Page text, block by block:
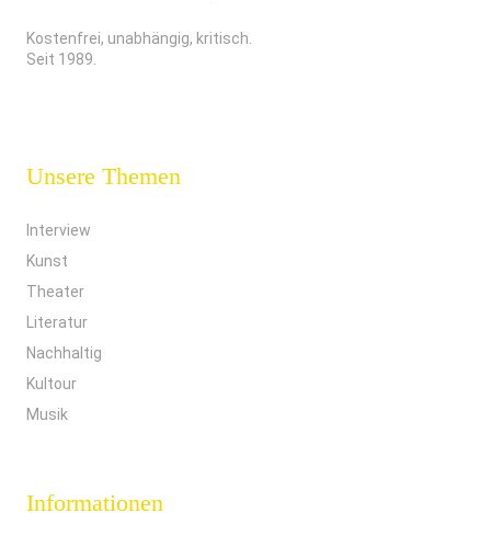
Kostenfrei, unabhängig, kritisch.
Seit 1989.
Unsere Themen
Interview
Kunst
Theater
Literatur
Nachhaltig
Kultour
Musik
Informationen